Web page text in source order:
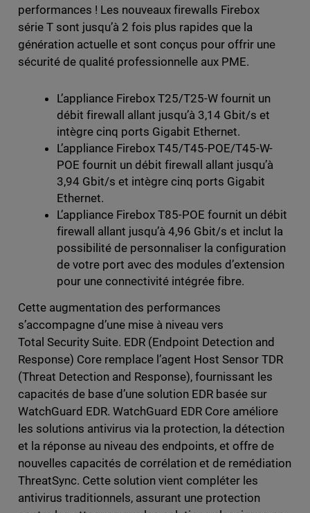
performances ! Les nouveaux firewalls Firebox
série T sont jusqu’à 2 fois plus rapides que la
génération actuelle et sont conçus pour offrir une
sécurité de qualité professionnelle aux PME.
L’appliance Firebox T25/T25-W fournit un
débit firewall allant jusqu’à 3,14 Gbit/s et
intègre cinq ports Gigabit Ethernet.
L’appliance Firebox T45/T45-POE/T45-W-
POE fournit un débit firewall allant jusqu’à
3,94 Gbit/s et intègre cinq ports Gigabit
Ethernet.
L’appliance Firebox T85-POE fournit un débit
firewall allant jusqu’à 4,96 Gbit/s et inclut la
possibilité de personnaliser la configuration
de votre port avec des modules d’extension
pour une connectivité intégrée fibre.
Cette augmentation des performances
s’accompagne d’une mise à niveau vers
Total Security Suite. EDR (Endpoint Detection and
Response) Core remplace l’agent Host Sensor TDR
(Threat Detection and Response), fournissant les
capacités de base d’une solution EDR basée sur
WatchGuard EDR. WatchGuard EDR Core améliore
les solutions antivirus via la protection, la détection
et la réponse au niveau des endpoints, et offre de
nouvelles capacités de corrélation et de remédiation
ThreatSync. Cette solution vient compléter les
antivirus traditionnels, assurant une protection